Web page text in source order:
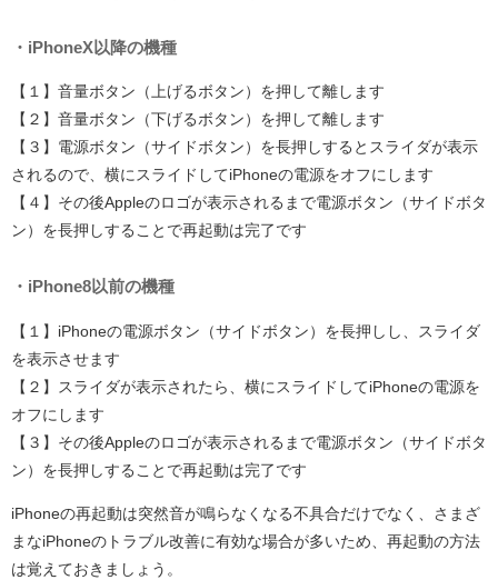
・iPhoneX以降の機種
【１】音量ボタン（上げるボタン）を押して離します
【２】音量ボタン（下げるボタン）を押して離します
【３】電源ボタン（サイドボタン）を長押しするとスライダが表示
されるので、横にスライドしてiPhoneの電源をオフにします
【４】その後Appleのロゴが表示されるまで電源ボタン（サイドボタ
ン）を長押しすることで再起動は完了です
・iPhone8以前の機種
【１】iPhoneの電源ボタン（サイドボタン）を長押しし、スライダ
を表示させます
【２】スライダが表示されたら、横にスライドしてiPhoneの電源を
オフにします
【３】その後Appleのロゴが表示されるまで電源ボタン（サイドボタ
ン）を長押しすることで再起動は完了です
iPhoneの再起動は突然音が鳴らなくなる不具合だけでなく、さまざ
まなiPhoneのトラブル改善に有効な場合が多いため、再起動の方法
は覚えておきましょう。